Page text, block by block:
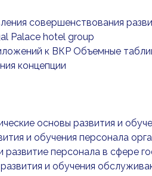
совершенствования
Palace hotel group
к ВКР Объемные
концепции
основы развития и
и обучения персонала
развитие персонала в сфере
и обучения